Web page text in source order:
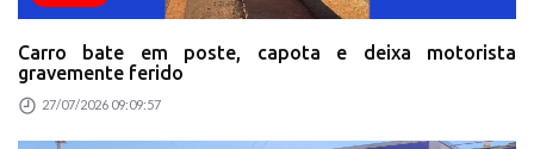
Carro bate em poste, capota e deixa motorista
gravemente ferido
27/07/2026 09:09:57